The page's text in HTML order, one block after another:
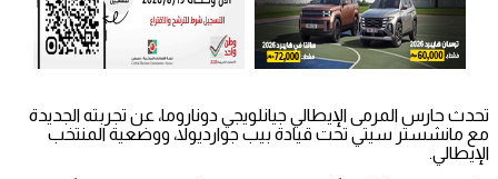
تحدث حارس المرمى الإيطالي جيانلويجي دوناروما، عن تجربته الجديدة
مع مانشستر سيتي تحت قيادة بيب جوارديولا، ووضعية المنتخب
الإيطالي.